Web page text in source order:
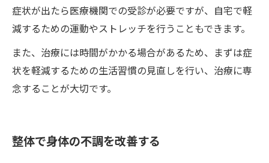
症状が出たら医療機関での受診が必要ですが、自宅で軽
減するための運動やストレッチを行うこともできます。
また、治療には時間がかかる場合があるため、まずは症
状を軽減するための生活習慣の見直しを行い、治療に専
念することが大切です。
整体で身体の不調を改善する